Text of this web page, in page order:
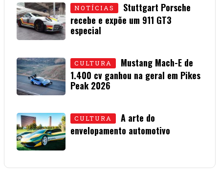
NOTÍCIAS
Stuttgart Porsche
recebe e expõe um 911 GT3
especial
CULTURA
Mustang Mach-E de
1.400 cv ganhou na geral em Pikes
Peak 2026
CULTURA
A arte do
envelopamento automotivo